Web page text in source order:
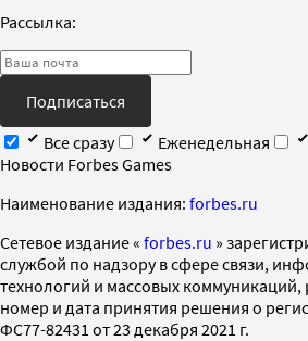
Рассылка:
Подписаться
Все сразу
Еженедельная
Новости Forbes Games
Наименование издания: forbes.ru
Cетевое издание « forbes.ru »
службой по надзору в сфере связи,
технологий и массовых
номер и дата принятия решения о
ФС77-82431 от 23 декабря 2021 г.